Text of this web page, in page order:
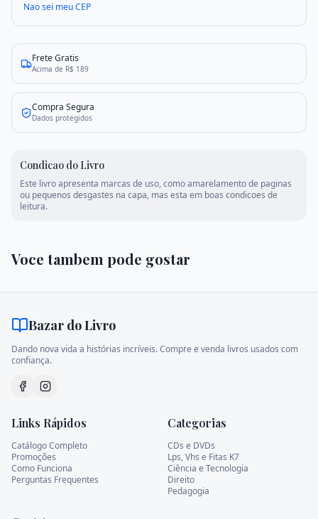
Nao sei meu CEP
Frete Gratis
Acima de R$ 189
Compra Segura
Dados protegidos
Condicao do Livro
Este livro apresenta marcas de uso, como amarelamento de paginas
ou pequenos desgastes na capa, mas esta em boas condicoes de
leitura.
Voce tambem pode gostar
Bazar do Livro
Dando nova vida a histórias incríveis. Compre e venda livros usados com
confiança.
Links Rápidos
Catálogo Completo
Promoções
Como Funciona
Perguntas Frequentes
Categorias
CDs e DVDs
Lps, Vhs e Fitas K7
Ciência e Tecnologia
Direito
Pedagogia